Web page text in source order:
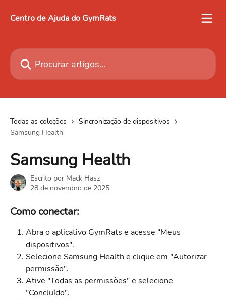
Centro de Ajuda do GymRats
Procurar artigos...
Todas as coleções
Sincronização de dispositivos
Samsung Health
Samsung Health
Escrito por Mack Hasz
28 de novembro de 2025
Como conectar:
Abra o aplicativo GymRats e acesse "Meus
dispositivos".
Selecione Samsung Health e clique em "Autorizar
permissão".
Ative "Todas as permissões" e selecione
"Concluído".